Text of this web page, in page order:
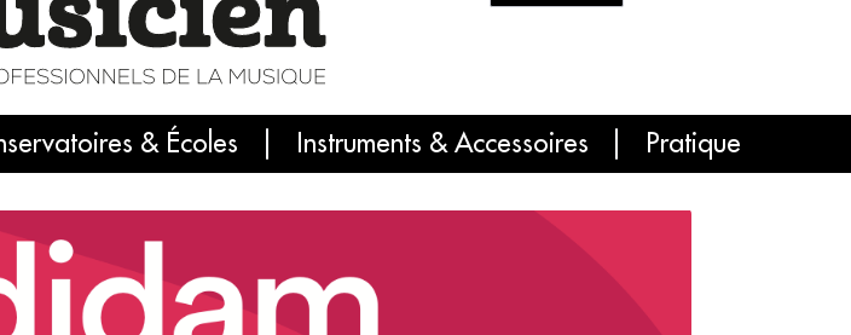
& Écoles Instruments & Accessoires Pratique
du mois International